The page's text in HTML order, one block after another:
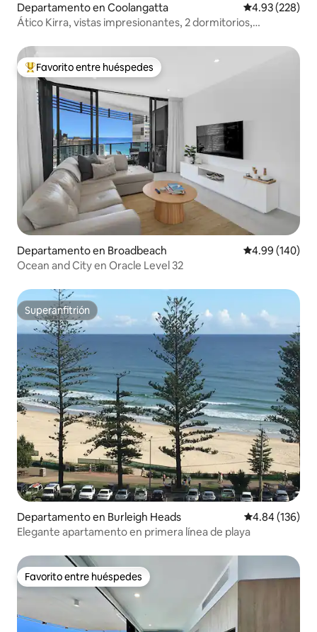
Departamento en Coolangatta Calificación
4.93 (228)
Ático Kirra, vistas impresionantes, 2 dormitorios,
De los mejores en Favorito entre huéspedes
Favorito entre huéspedes
Departamento en Broadbeach Calificación
4.99 (140)
Ocean and City en Oracle Level 32
Superanfitrión
Superanfitrión
Departamento en Burleigh Heads Calificación
4.84 (136)
Elegante apartamento en primera línea de playa
Favorito entre huéspedes
Favorito entre huéspedes